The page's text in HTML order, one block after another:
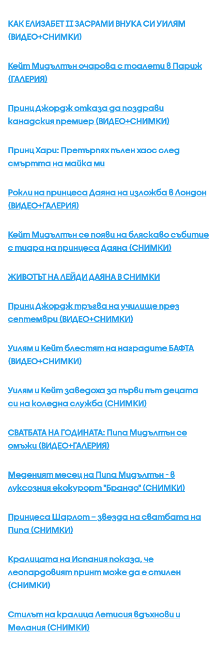
КАК ЕЛИЗАБЕТ II ЗАСРАМИ ВНУКА СИ УИЛЯМ
(ВИДЕО+СНИМКИ)
Кейт Мидълтън очарова с тоалети в Париж
(ГАЛЕРИЯ)
Принц Джордж отказа да поздрави
канадския премиер (ВИДЕО+СНИМКИ)
Принц Хари: Претърпях пълен хаос след
смъртта на майка ми
Рокли на принцеса Даяна на изложба в Лондон
(ВИДЕО+ГАЛЕРИЯ)
Кейт Мидълтън се появи на бляскаво събитие
с тиара на принцеса Даяна (СНИМКИ)
ЖИВОТЪТ НА ЛЕЙДИ ДАЯНА В СНИМКИ
Принц Джордж тръгва на училище през
септември (ВИДЕО+СНИМКИ)
Уилям и Кейт блестят на наградите БАФТА
(ВИДЕО+СНИМКИ)
Уилям и Кейт заведоха за първи път децата
си на коледна служба (СНИМКИ)
СВАТБАТА НА ГОДИНАТА: Пипа Мидълтън се
омъжи (ВИДЕО+ГАЛЕРИЯ)
Меденият месец на Пипа Мидълтън - в
луксозния екокурорт "Брандо" (СНИМКИ)
Принцеса Шарлот – звезда на сватбата на
Пипа (СНИМКИ)
Кралицата на Испания показа, че
леопардовият принт може да е стилен
(СНИМКИ)
Стилът на кралица Летисия вдъхнови и
Мелания (СНИМКИ)